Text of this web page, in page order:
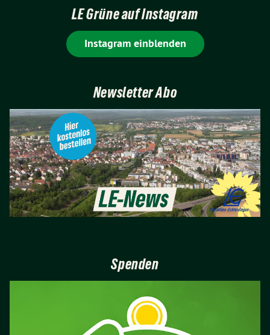
LE Grüne auf Instagram
Instagram einblenden
Newsletter Abo
Spenden